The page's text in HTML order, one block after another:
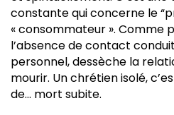
constante qui concerne le
« consommateur ». Comme
l’absence de contact
personnel, dessèche la
mourir. Un chrétien isolé,
de… mort subite.